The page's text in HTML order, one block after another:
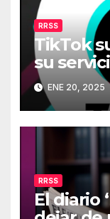
RRSS
TikTok
su
ENE 20, 2025
RRSS
El diario